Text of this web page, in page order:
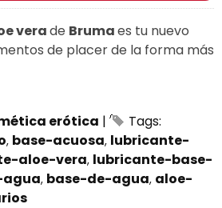
verade Brumaes tu nuevo
de placer de la forma más
erótica |
Tags:
base-acuosa lubricante-
aloe-vera lubricante-base-
base-de-agua aloe-